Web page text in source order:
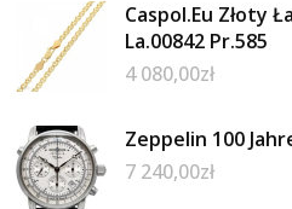
Caspol.Eu Złoty
La.00842 Pr.585
4 080,00zł
Zeppelin 100
7 240,00zł